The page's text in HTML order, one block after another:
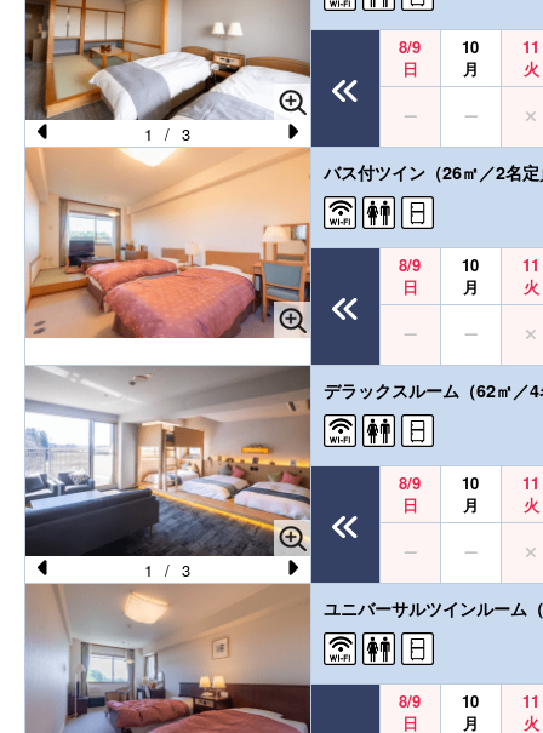
Pr
e
o
u
s
N
xt
1 / 3
8/9
日
10
月
11
火
バス付ツイン（26㎡／2名
8/9
日
10
月
11
火
Pr
e
o
e
xt
1 / 3
デラックスルーム（62㎡／
8/9
日
10
月
11
火
ユニバーサルツインルーム
8/9
日
10
月
11
火